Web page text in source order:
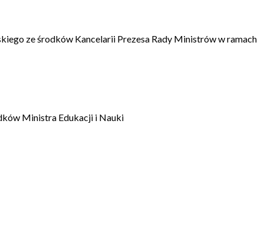
ze środków Kancelarii Prezesa Rady Ministrów w ramach
Ministra Edukacji i Nauki